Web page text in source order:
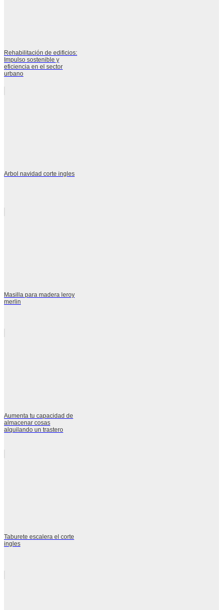
Rehabilitación de edificios:
Impulso sostenible y
eficiencia en el sector
urbano
Arbol navidad corte ingles
Masilla para madera leroy
merlin
Aumenta tu capacidad de
almacenar cosas
alquilando un trastero
Taburete escalera el corte
ingles